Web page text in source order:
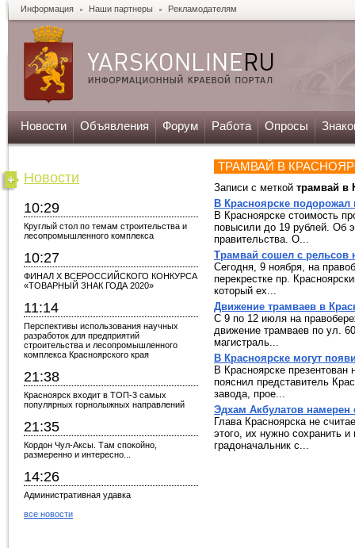
Информация Наши партнеры Рекламодателям
Новости Объявления Форум Работа Опросы
Новости
10:29
Круглый стол по темам строительства и
лесопромышленного комплекса
10:27
ФИНАЛ X ВСЕРОССИЙСКОГО КОНКУРСА
«ТОВАРНЫЙ ЗНАК ГОДА 2020»
11:14
Перспективы использования научных
разработок для предприятий
строительства и лесопромышленного
комплекса Красноярского края
21:38
Красноярск входит в ТОП-3 самых
популярных горнолыжных направлений
21:35
Кордон Чул-Аксы. Там спокойно,
размеренно и интересно...
14:26
Административная удавка
все новости
ТРАМВАЙ В
Записи с меткой трамвай в
В Красноярске подорожал
В Красноярске стоимость
повысили до 19 рублей. Об
правительства. О...
Трамвай сошел с рельсов
Сегодня, 9 ноября, на
перекрестке пр.
который ех...
Движение трамваев в
С 9 по 12 июля на
движение трамваев по ул.
магистраль...
В Красноярске могут
В Красноярске презентован
пояснил представитель
завода, прое...
Эдхам Акбулатов намерен
Глава Красноярска не
этого, их нужно сохранить
градоначальник с...